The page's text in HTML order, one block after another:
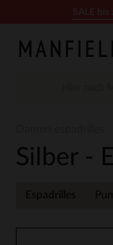
Silber -
Espadrilles